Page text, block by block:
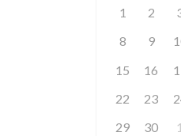
1
2
8
9
15
16
22
23
29
30 1